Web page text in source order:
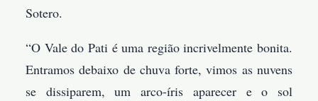
Sotero.
“O Vale do Pati é uma região incrivelmente bonita.
Entramos debaixo de chuva forte, vimos as nuvens
se dissiparem, um arco-íris aparecer e o sol